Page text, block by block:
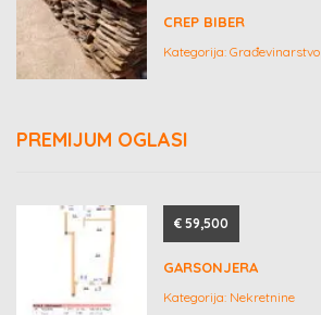
CREP BIBER
Kategorija: Građevinarstvo
PREMIJUM OGLASI
€ 59,500
GARSONJERA
Kategorija: Nekretnine